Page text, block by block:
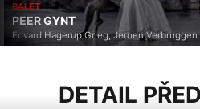
BALET
PEER GYNT
Edvard Hagerup Grieg, Jeroen Verbruggen
DETAIL